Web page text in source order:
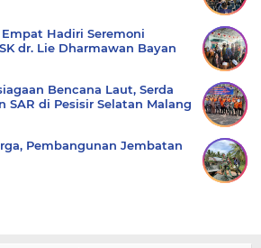
Hadiri Seremoni
dr. Lie Dharmawan Bayan
Bencana Laut, Serda
SAR di Pesisir Selatan Malang
Pembangunan Jembatan